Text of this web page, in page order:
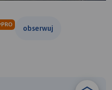
PRO
obserwuj